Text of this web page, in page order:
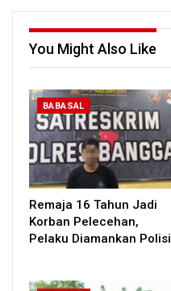
You Might Also Like
BABASAL
Remaja 16 Tahun Jadi
Korban Pelecehan,
Pelaku Diamankan Polisi